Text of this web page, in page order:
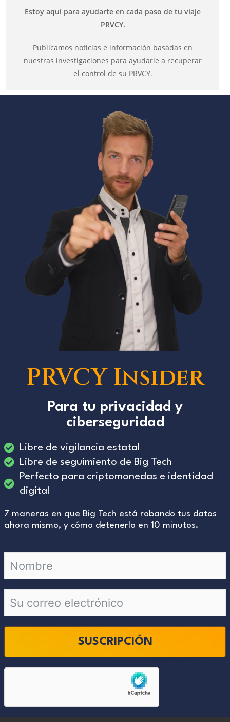
Estoy aquí para ayudarte en cada paso de tu viaje
PRVCY.
Publicamos noticias e información basadas en
nuestras investigaciones para ayudarle a recuperar
el control de su PRVCY.
PRVCY Insider
Para tu privacidad y
ciberseguridad
Libre de vigilancia estatal
Libre de seguimiento de Big Tech
Perfecto para criptomonedas e identidad
digital
7 maneras en que Big Tech está robando tus datos
ahora mismo, y cómo detenerlo en 10 minutos.
SUSCRIPCIÓN